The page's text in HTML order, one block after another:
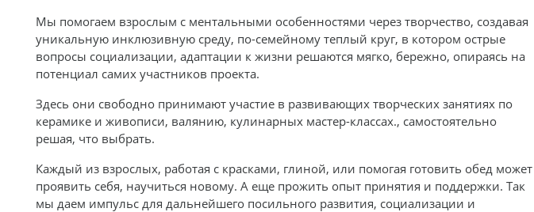
Мы помогаем взрослым с ментальными особенностями через творчество, создавая
уникальную инклюзивную среду, по-семейному теплый круг, в котором острые
вопросы социализации, адаптации к жизни решаются мягко, бережно, опираясь на
потенциал самих участников проекта.
Здесь они свободно принимают участие в развивающих творческих занятиях по
керамике и живописи, валянию, кулинарных мастер-классах., самостоятельно
решая, что выбрать.
Каждый из взрослых, работая с красками, глиной, или помогая готовить обед может
проявить себя, научиться новому. А еще прожить опыт принятия и поддержки. Так
мы даем импульс для дальнейшего посильного развития, социализации и